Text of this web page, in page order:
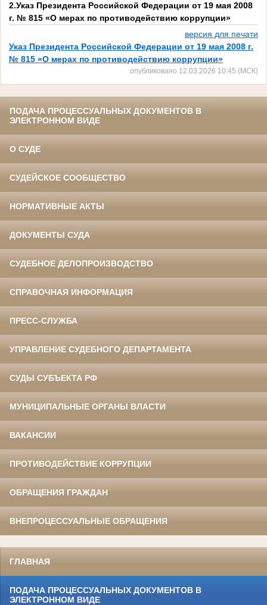
2.Указ Президента Российской Федерации от 19 мая 2008
г. № 815 «О мерах по противодействию коррупции»
версия для печати
Указ Президента Российской Федерации от 19 мая 2008 г.
№ 815 «О мерах по противодействию коррупции»
опубликовано 12.03.2026 10:45 (МСК)
ПОДАЧА ПРОЦЕССУАЛЬНЫХ ДОКУМЕНТОВ В
ЭЛЕКТРОННОМ ВИДЕ
О СУДЕ
СУДЕЙСКОЕ СООБЩЕСТВО
НОРМАТИВНЫЕ АКТЫ
ДОКУМЕНТЫ СУДА
СУДЕБНОЕ ДЕЛОПРОИЗВОДСТВО
СПРАВОЧНАЯ ИНФОРМАЦИЯ
ПРЕСС-СЛУЖБА
УПРАВЛЕНИЕ СУДЕБНОГО ДЕПАРТАМЕНТА
СУДЫ СУБЪЕКТА РФ
МУНИЦИПАЛЬНЫЕ ОРГАНЫ ВЛАСТИ
ВАКАНСИИ
ПРОТИВОДЕЙСТВИЕ КОРРУПЦИИ
ОБРАЩЕНИЯ ГРАЖДАН
ВНЕПРОЦЕССУАЛЬНЫЕ ОБРАЩЕНИЯ
ГЛАВНАЯ
ПОДАЧА ПРОЦЕССУАЛЬНЫХ ДОКУМЕНТОВ В
ЭЛЕКТРОННОМ ВИДЕ